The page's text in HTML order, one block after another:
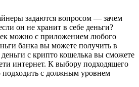
задаются вопросом — зачем
он не хранит в себе деньги?
можно с приложением любого
банка вы можете получить в
с крипто кошелька вы сможете
интернет. К выбору подходящего
с должным уровнем